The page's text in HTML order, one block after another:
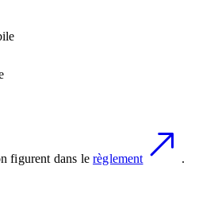
figurent dans lerèglement .